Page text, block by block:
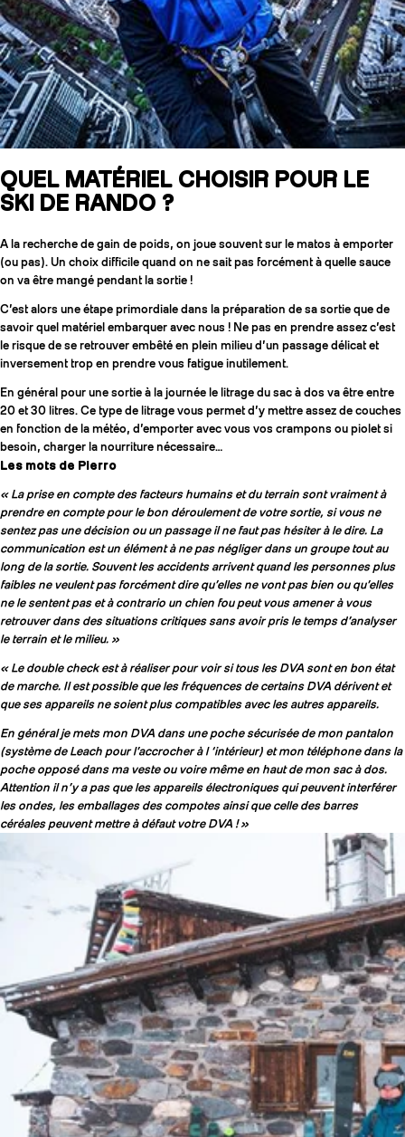
QUEL MATÉRIEL CHOISIR POUR LE
SKI DE RANDO ?
A la recherche de gain de poids, on joue souvent sur le matos à emporter
(ou pas). Un choix difficile quand on ne sait pas forcément à quelle sauce
on va être mangé pendant la sortie !
C’est alors une étape primordiale dans la préparation de sa sortie que de
savoir quel matériel embarquer avec nous ! Ne pas en prendre assez c’est
le risque de se retrouver embêté en plein milieu d’un passage délicat et
inversement trop en prendre vous fatigue inutilement.
En général pour une sortie à la journée le litrage du sac à dos va être entre
20 et 30 litres. Ce type de litrage vous permet d’y mettre assez de couches
en fonction de la météo, d’emporter avec vous vos crampons ou piolet si
besoin, charger la nourriture nécessaire…
Les mots de Pierro
« La prise en compte des facteurs humains et du terrain sont vraiment à
prendre en compte pour le bon déroulement de votre sortie, si vous ne
sentez pas une décision ou un passage il ne faut pas hésiter à le dire. La
communication est un élément à ne pas négliger dans un groupe tout au
long de la sortie. Souvent les accidents arrivent quand les personnes plus
faibles ne veulent pas forcément dire qu’elles ne vont pas bien ou qu’elles
ne le sentent pas et à contrario un chien fou peut vous amener à vous
retrouver dans des situations critiques sans avoir pris le temps d’analyser
le terrain et le milieu. »
« Le double check est à réaliser pour voir si tous les DVA sont en bon état
de marche. Il est possible que les fréquences de certains DVA dérivent et
que ses appareils ne soient plus compatibles avec les autres appareils.
En général je mets mon DVA dans une poche sécurisée de mon pantalon
(système de Leach pour l’accrocher à l ‘intérieur) et mon téléphone dans la
poche opposé dans ma veste ou voire même en haut de mon sac à dos.
Attention il n’y a pas que les appareils électroniques qui peuvent interférer
les ondes, les emballages des compotes ainsi que celle des barres
céréales peuvent mettre à défaut votre DVA ! »